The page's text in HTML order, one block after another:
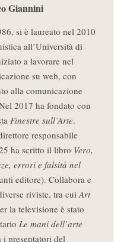
Giannini
si è laureato nel 2010
all’Università di
a lavorare nel
su web, con
alla comunicazione
2017 ha fondato con
Finestre sull’Arte.
responsabile
ha scritto il libro Vero,
errori e falsità nel
editore). Collabora e
riviste, tra cui Art
la televisione è stato
Le mani dell’arte
i presentatori del